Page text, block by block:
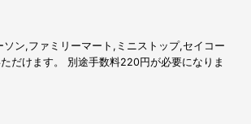
ソン,ファミリーマート,ミニストップ,セイコー
だけます。 別途手数料220円が必要になりま